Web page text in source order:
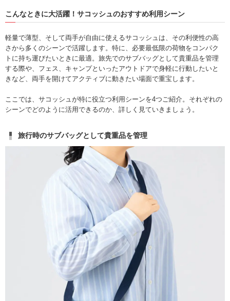
こんなときに大活躍！サコッシュのおすすめ利用シーン
軽量で薄型、そして両手が自由に使えるサコッシュは、その利便性の高
さから多くのシーンで活躍します。特に、必要最低限の荷物をコンパク
トに持ち運びたいときに最適。旅先でのサブバッグとして貴重品を管理
する際や、フェス、キャンプといったアウトドアで身軽に行動したいと
きなど、両手を開けてアクティブに動きたい場面で重宝します。
ここでは、サコッシュが特に役立つ利用シーンを4つご紹介。それぞれの
シーンでどのように活用できるのか、詳しく見ていきましょう。
旅行時のサブバッグとして貴重品を管理